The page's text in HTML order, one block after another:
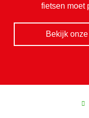
fietsen moet
Bekijk